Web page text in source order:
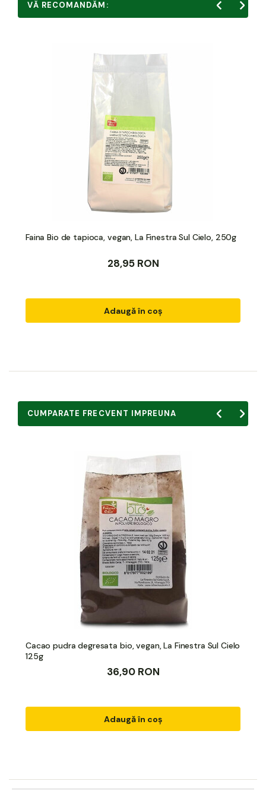
VĂ RECOMANDĂM:
Faina Bio de tapioca, vegan, La Finestra Sul Cielo, 250g
28,95 RON
Adaugă în coș
CUMPARATE FRECVENT IMPREUNA
Cacao pudra degresata bio, vegan, La Finestra Sul Cielo
125g
36,90 RON
Adaugă în coș